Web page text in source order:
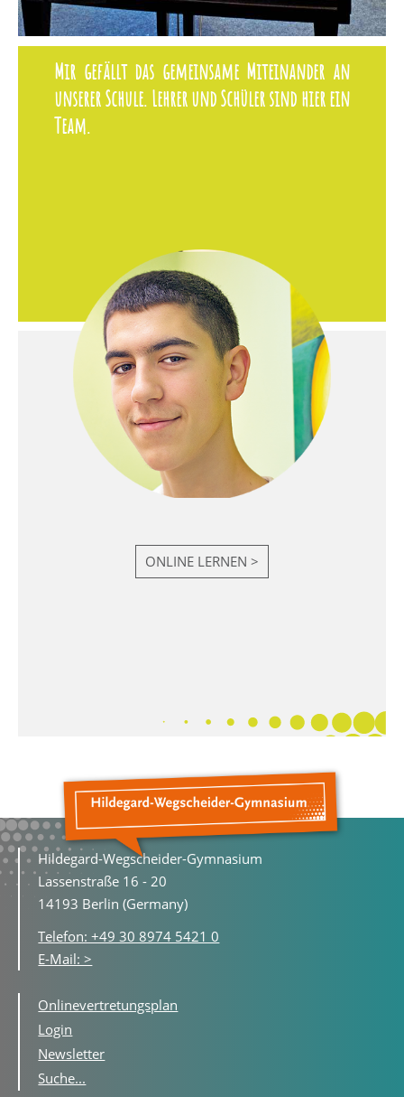
Mir gefällt das gemeinsame Miteinander an
unserer Schule. Lehrer und Schüler sind hier ein
Team.
ONLINE LERNEN >
Hildegard-Wegscheider-Gymnasium
Lassenstraße 16 - 20
14193 Berlin (Germany)
Telefon: +49 30 8974 5421 0
E-Mail: >
Onlinevertretungsplan
Login
Newsletter
Suche...